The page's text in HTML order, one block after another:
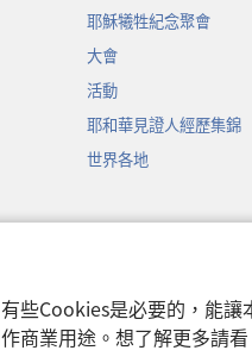
些Cookies是必要的，能
商業用途。想了解更多請看
耶穌犧牲紀念聚會
大會
活動
耶和華見證人經歷集錦
世界各地